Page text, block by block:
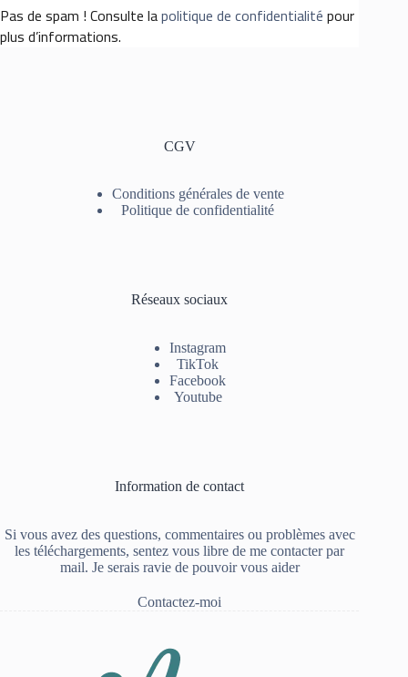
Pas de spam ! Consulte lapolitique de confidentialitépour
plus d’informations.
CGV
Conditions générales de vente
Politique de confidentialité
Réseaux sociaux
Instagram
TikTok
Facebook
Youtube
Information de contact
Si vous avez des questions, commentaires ou problèmes avec
les téléchargements, sentez vous libre de me contacter par
mail. Je serais ravie de pouvoir vous aider
Contactez-moi